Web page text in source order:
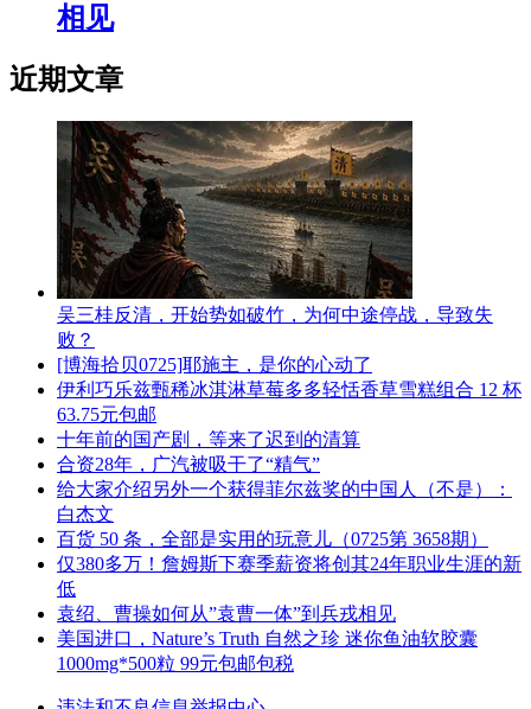
相见
近期文章
吴三桂反清，开始势如破竹，为何中途停战，导致失
败？
[博海拾贝0725]耶施主，是你的心动了
伊利巧乐兹甄稀冰淇淋草莓多多轻恬香草雪糕组合 12 杯
63.75元包邮
十年前的国产剧，等来了迟到的清算
合资28年，广汽被吸干了“精气”
给大家介绍另外一个获得菲尔兹奖的中国人（不是）：
白杰文
百货 50 条，全部是实用的玩意儿（0725第 3658期）
仅380多万！詹姆斯下赛季薪资将创其24年职业生涯的新
低
袁绍、曹操如何从”袁曹一体”到兵戎相见
美国进口，Nature’s Truth 自然之珍 迷你鱼油软胶囊
1000mg*500粒 99元包邮包税